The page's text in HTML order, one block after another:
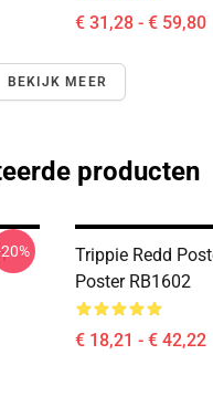
€ 31,28 - € 59,80
BEKIJK MEER
producten
Trippie Redd
Poster RB1602
€ 18,21 - € 42,22